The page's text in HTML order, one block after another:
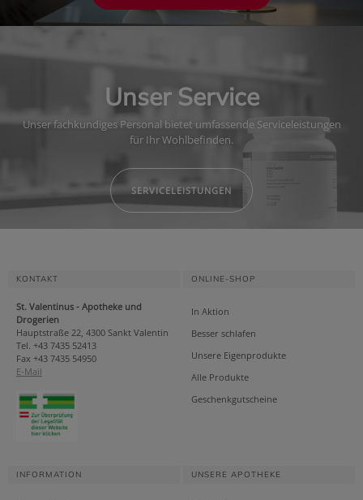
Unser Service
Unser fachkundiges Personal bietet umfassende Serviceleistungen
für Ihr Wohlbefinden.
SERVICELEISTUNGEN
KONTAKT
St. Valentinus - Apotheke und
Drogerien
Hauptstraße 22, 4300 Sankt Valentin
Tel. +43 7435 52413
Fax +43 7435 54950
E-Mail
ONLINE-SHOP
In Aktion
Besser schlafen
Unsere Eigenprodukte
Alle Produkte
Geschenkgutscheine
INFORMATION UNSERE APOTHEKE